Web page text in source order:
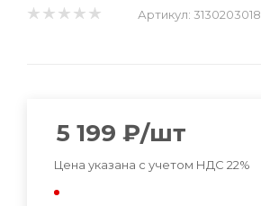
Артикул: 3130203018
5 199 ₽/шт
Цена указана с учетом НДС 22%